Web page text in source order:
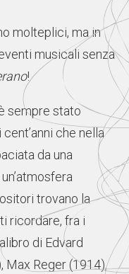
molteplici, ma in
musicali senza
!
sempre stato
che nella
da una
trovano la
ricordare, fra i
di Edvard
Max Reger (1914),